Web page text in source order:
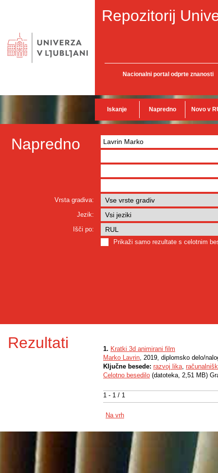
Repozitorij
Nacionalni portal odprte znanosti
Iskanje Napredno Novo v
Napredno
Vrsta gradiva:
Jezik:
Išči po:
Prikaži samo rezultate s celotnim
Rezultati
1 - 1 / 1
1. Kratki 3d animirani film
Marko Lavrin, 2019, diplomsko delo/
Ključne besede: razvoj lika,
Celotno besedilo (datoteka, 2,51 MB)
Na vrh